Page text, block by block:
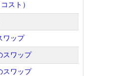
スト）
ワップ
スワップ
スワップ